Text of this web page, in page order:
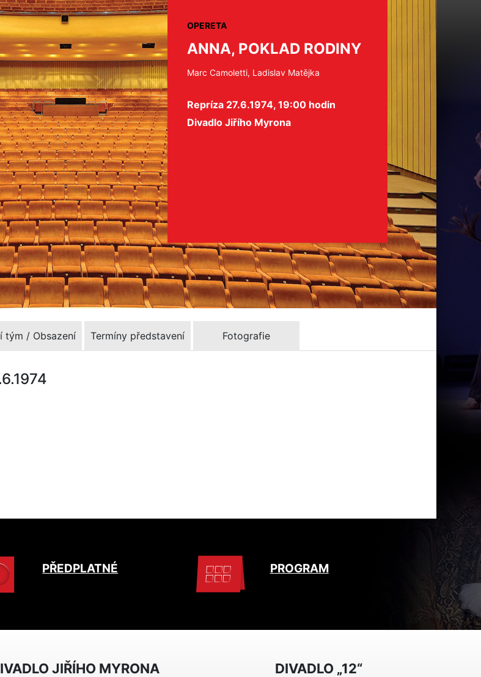
OPERETA
ANNA, POKLAD RODINY
Marc Camoletti, Ladislav Matějka
Repríza 27.6.1974, 19:00 hodin
Divadlo Jiřího Myrona
tým / Obsazení Termíny představení Fotografie
PŘEDPLATNÉ PROGRAM
JIŘÍHO MYRONA DIVADLO „12“